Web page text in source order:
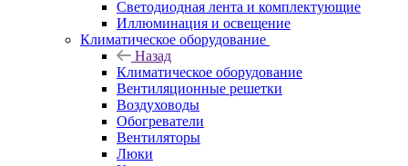
Светодиодная лента и комплектующие
Иллюминация и освещение
Климатическое оборудование
Назад
Климатическое оборудование
Вентиляционные решетки
Воздуховоды
Обогреватели
Вентиляторы
Люки